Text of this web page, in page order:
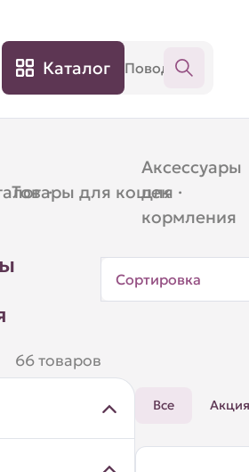
Каталог
·
Товары для кошек ·
Аксессуары
для
кормления
66 товаров
Сортировка
Все